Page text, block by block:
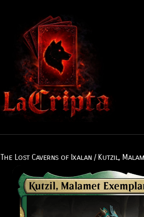
The Lost Caverns of Ixalan / Kutzil,